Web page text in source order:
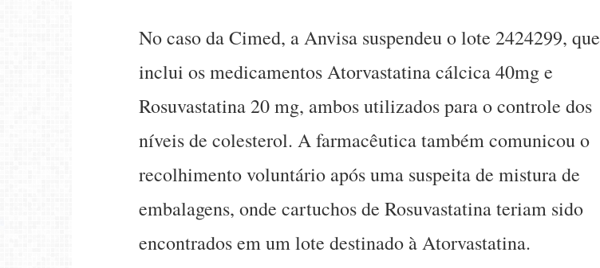
No caso da Cimed, a Anvisa suspendeu o lote 2424299, que
inclui os medicamentos Atorvastatina cálcica 40mg e
Rosuvastatina 20 mg, ambos utilizados para o controle dos
níveis de colesterol. A farmacêutica também comunicou o
recolhimento voluntário após uma suspeita de mistura de
embalagens, onde cartuchos de Rosuvastatina teriam sido
encontrados em um lote destinado à Atorvastatina.